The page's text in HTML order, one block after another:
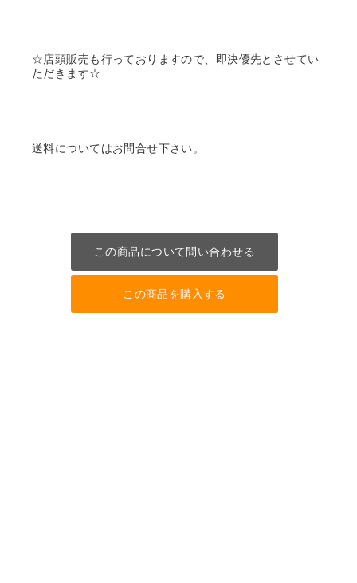
☆店頭販売も行っておりますので、即決優先とさせてい
ただきます☆
送料についてはお問合せ下さい。
この商品について問い合わせる
この商品を購入する